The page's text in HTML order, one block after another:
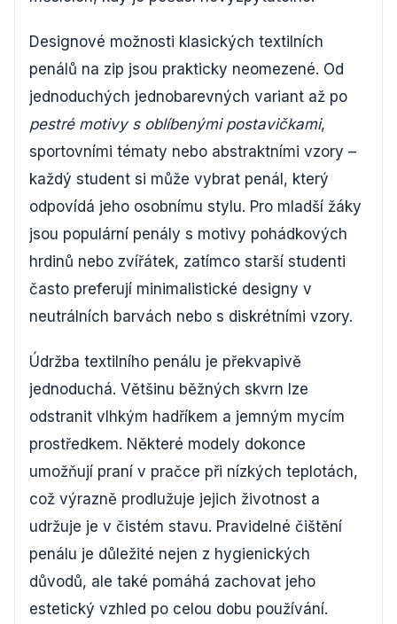
Designové možnosti klasických textilních
penálů na zip jsou prakticky neomezené. Od
jednoduchých jednobarevných variant až po
pestré motivy s oblíbenými postavičkami,
sportovními tématy nebo abstraktními vzory –
každý student si může vybrat penál, který
odpovídá jeho osobnímu stylu. Pro mladší žáky
jsou populární penály s motivy pohádkových
hrdinů nebo zvířátek, zatímco starší studenti
často preferují minimalistické designy v
neutrálních barvách nebo s diskrétními vzory.
Údržba textilního penálu je překvapivě
jednoduchá. Většinu běžných skvrn lze
odstranit vlhkým hadříkem a jemným mycím
prostředkem. Některé modely dokonce
umožňují praní v pračce při nízkých teplotách,
což výrazně prodlužuje jejich životnost a
udržuje je v čistém stavu. Pravidelné čištění
penálu je důležité nejen z hygienických
důvodů, ale také pomáhá zachovat jeho
estetický vzhled po celou dobu používání.